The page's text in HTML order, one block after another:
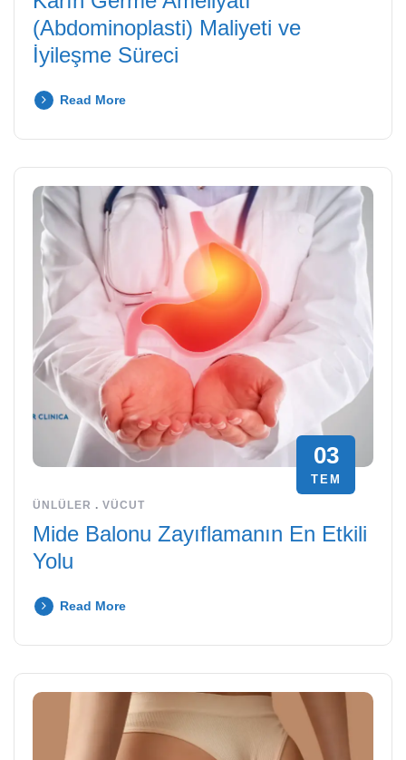
(Abdominoplasti) Maliyeti ve
İyileşme Süreci
Read More
03
TEM
ÜNLÜLER . VÜCUT
Mide Balonu Zayıflamanın En Etkili
Yolu
Read More